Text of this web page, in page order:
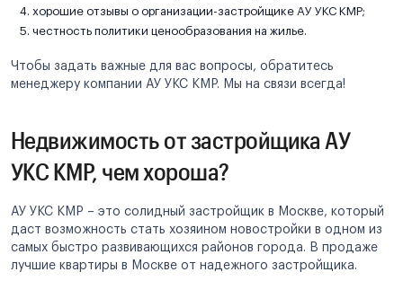
хорошие отзывы о организации-застройщике АУ УКС КМР;
честность политики ценообразования на жилье.
Чтобы задать важные для вас вопросы, обратитесь
менеджеру компании АУ УКС КМР. Мы на связи всегда!
Недвижимость от застройщика АУ
УКС КМР, чем хороша?
АУ УКС КМР – это солидный застройщик в Москве, который
даст возможность стать хозяином новостройки в одном из
самых быстро развивающихся районов города. В продаже
лучшие квартиры в Москве от надежного застройщика.